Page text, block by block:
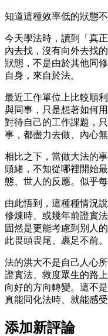
知道這種效率低的狀態
今天學法時，讀到「真
內去找，沒有向外去找
狀態，不是由於其他同
自身，來自於法。
最近工作單位上比較順
與同事，只是想著如何
對待自己的工作課題，
事，都盡力去做、內心無
相比之下，當做大法的
頭緒，不知從哪裡開始
態、世人的反應。似乎
由此悟到，這種種情況
修煉時、或幾年前證實
固然是更能考慮到別人
此畏頭畏尾、裹足不前。
法的洪大不是自己人心
證實法、救度眾生的路
向好的方向轉變。這不
真能同化法時、就能感受
添加新評論